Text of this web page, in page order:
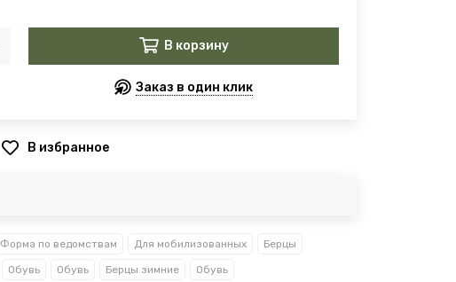
В корзину
Заказ в один клик
В избранное
Форма по ведомствам Для мобилизованных Берцы
Обувь Обувь Берцы зимние Обувь